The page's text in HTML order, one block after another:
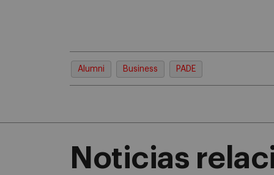
Alumni Business PADE
Noticias